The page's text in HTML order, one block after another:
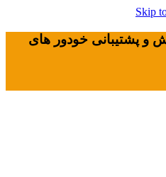
Skip
و پشتیبانی خودور های